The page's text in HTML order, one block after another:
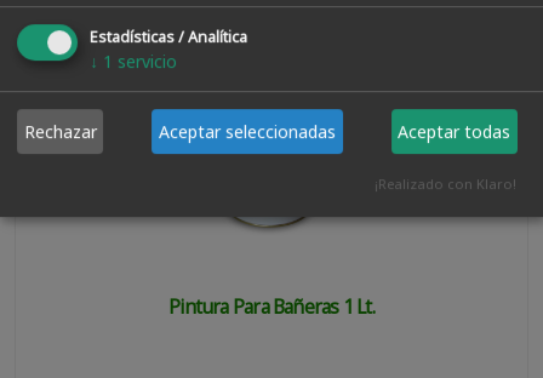
Pintura Para Bañeras 1 Lt.
Estadísticas / Analítica
↓ 1 servicio
Rechazar Aceptar seleccionadas Aceptar todas
¡Realizado con Klaro!